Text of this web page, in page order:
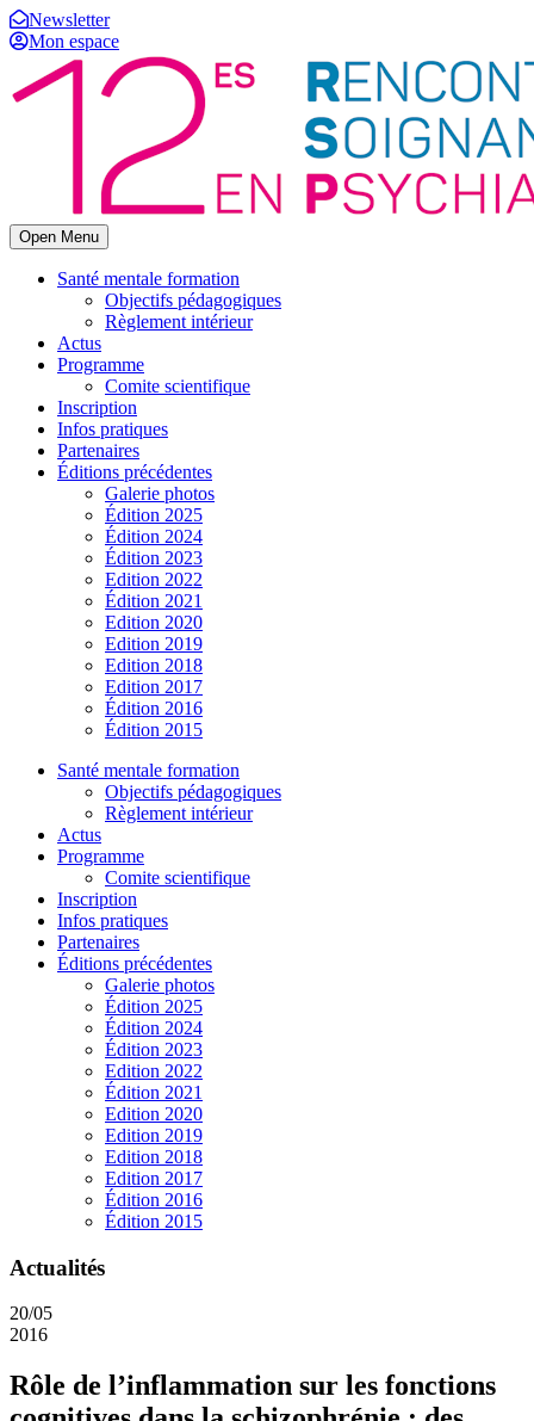
Newsletter
Mon espace
Open Menu
Santé mentale formation
Objectifs pédagogiques
Règlement intérieur
Actus
Programme
Comite scientifique
Inscription
Infos pratiques
Partenaires
Éditions précédentes
Galerie photos
Édition 2025
Édition 2024
Édition 2023
Edition 2022
Édition 2021
Edition 2020
Edition 2019
Edition 2018
Edition 2017
Édition 2016
Édition 2015
Santé mentale formation
Objectifs pédagogiques
Règlement intérieur
Actus
Programme
Comite scientifique
Inscription
Infos pratiques
Partenaires
Éditions précédentes
Galerie photos
Édition 2025
Édition 2024
Édition 2023
Edition 2022
Édition 2021
Edition 2020
Edition 2019
Edition 2018
Edition 2017
Édition 2016
Édition 2015
Actualités
20/05
2016
Rôle de l’inflammation sur les fonctions